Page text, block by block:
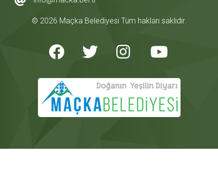
© 2026 Maçka Belediyesi Tüm hakları saklıdır.